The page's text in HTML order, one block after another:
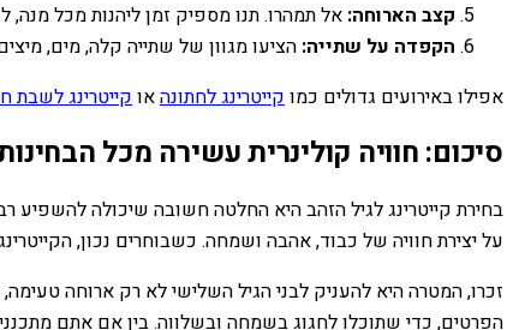
קצב הארוחה: אל תמהרו. תנו מספיק זמן ליהנות מכל מנה,
הקפדה על שתייה: הציעו מגוון של שתייה קלה, מים,
אפילו באירועים גדולים כמו קייטרינג לחתונהאו קייטרינג לשבת
סיכום: חוויה קולינרית עשירה מכל
בחירת קייטרינג לגיל הזהב היא החלטה חשובה שיכולה להשפיע
על יצירת חוויה של כבוד, אהבה ושמחה. כשבוחרים נכון,
זכרו, המטרה היא להעניק לבני הגיל השלישי לא רק ארוחה
הפרטים, כדי שתוכלו לחגוג בשמחה ובשלווה. בין אם אתם